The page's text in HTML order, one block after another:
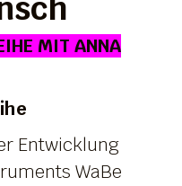
MIT ANNA
Entwicklung
WaBe